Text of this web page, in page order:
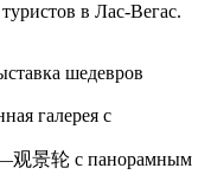
в Лас-Вегас.
шедевров
галерея с
观景轮 с панорамным